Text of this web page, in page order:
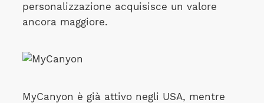
personalizzazione acquisisce un valore
ancora maggiore.
MyCanyon è già attivo negli USA, mentre